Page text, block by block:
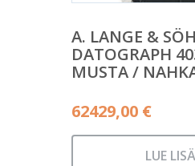
A. LANGE &
DATOGRAPH
MUSTA /
62429,00 €
LUE